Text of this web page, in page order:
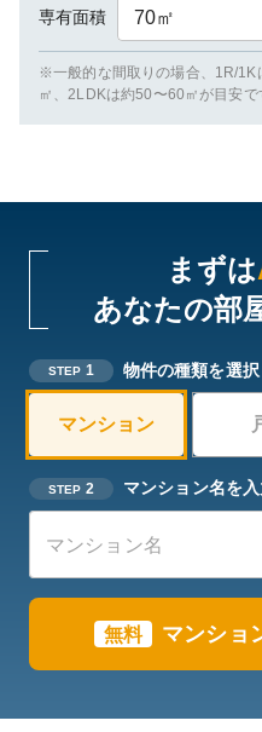
専有面積 70㎡
※一般的な間取りの場合、1R/
㎡、2LDKは約50〜60㎡が目安で
まずは
あなたの部
STEP 1 物件の種類を選
マンション
STEP 2 マンション名を
無料 マンショ